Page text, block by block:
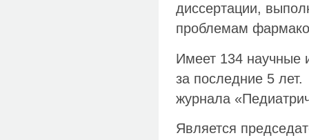
диссертации,
проблемам
Имеет 134 научные
за последние 5
журнала
Является